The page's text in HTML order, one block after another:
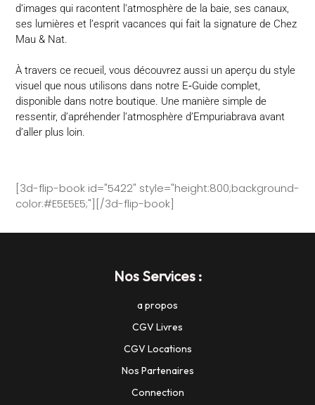
d’images qui racontent l’atmosphère de la baie, ses canaux,
ses lumières et l’esprit vacances qui fait la signature de Chez
Mau & Nat.
À travers ce recueil, vous découvrez aussi un aperçu du style
visuel que nous utilisons dans notre E‑Guide complet,
disponible dans notre boutique. Une manière simple de
ressentir, d’apréhender l’atmosphère d’Empuriabrava avant
d’aller plus loin.
[3d-flip-book id="5422" style="height:800;background-
color:#E5E5E5;"][/3d-flip-book]
Nos Services :
a propos
CGV Livres
CGV Locations
Nos Partenaires
Connection